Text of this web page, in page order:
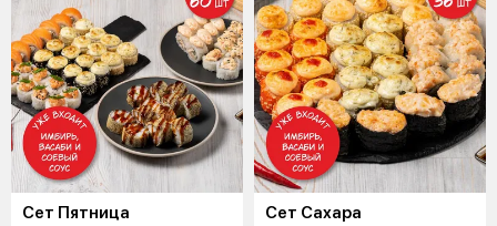
Сет Пятница Сет Сахара